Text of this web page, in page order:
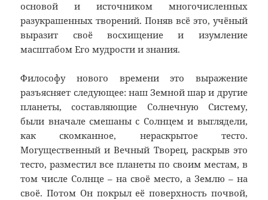
основой и источником многочисленных
разукрашенных творений. Поняв всё это, учёный
выразит своё восхищение и изумление
масштабом Его мудрости и знания.
Философу нового времени это выражение
разъясняет следующее: наш Земной шар и другие
планеты, составляющие Солнечную Систему,
были вначале смешаны с Солнцем и выглядели,
как скомканное, нераскрытое тесто.
Могущественный и Вечный Творец, раскрыв это
тесто, разместил все планеты по своим местам, в
том числе Солнце – на своё место, а Землю – на
своё. Потом Он покрыл её поверхность почвой,